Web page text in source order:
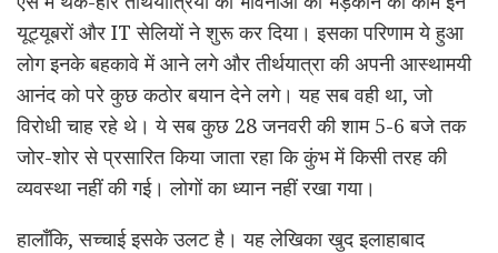
यूट्यूबरों और IT सेलियों ने शुरू कर दिया। इसका परिणाम ये हुआ
लोग इनके बहकावे में आने लगे और तीर्थयात्रा की अपनी आस्थामयी
आनंद को परे कुछ कठोर बयान देने लगे। यह सब वही था, जो
विरोधी चाह रहे थे। ये सब कुछ 28 जनवरी की शाम 5-6 बजे तक
जोर-शोर से प्रसारित किया जाता रहा कि कुंभ में किसी तरह की
व्यवस्था नहीं की गई। लोगों का ध्यान नहीं रखा गया।
हालाँकि, सच्चाई इसके उलट है। यह लेखिका खुद इलाहाबाद